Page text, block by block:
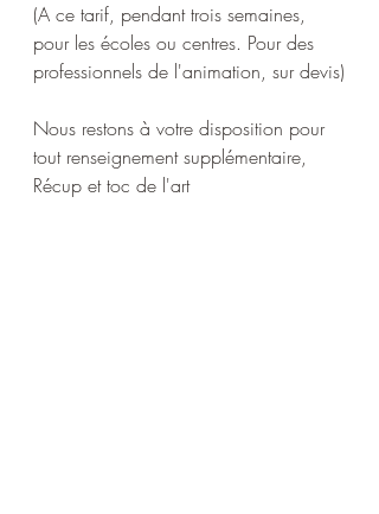
(A ce tarif, pendant trois semaines,
pour les écoles ou centres. Pour des
professionnels de l'animation, sur devis)
Nous restons à votre disposition pour
tout renseignement supplémentaire,
Récup et toc de l'art